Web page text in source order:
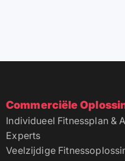
Commerciële
Individueel Fitnessplan &
Experts
Veelzijdige